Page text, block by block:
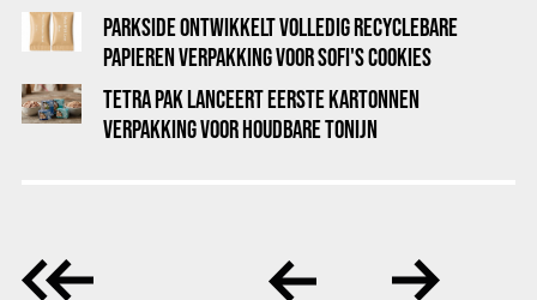
PARKSIDE ONTWIKKELT VOLLEDIG RECYCLEBARE
PAPIEREN VERPAKKING VOOR SOFI'S COOKIES
TETRA PAK LANCEERT EERSTE KARTONNEN
VERPAKKING VOOR HOUDBARE TONIJN